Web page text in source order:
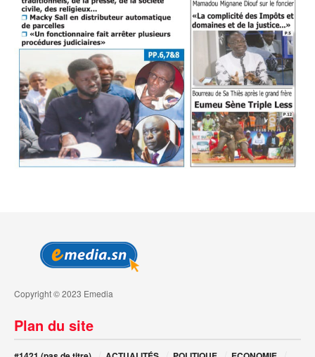
Copyright © 2023 Emedia
Plan du site